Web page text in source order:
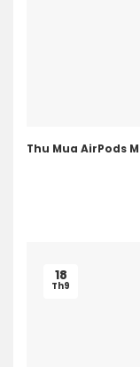
Thu Mua AirPods
18
Th9